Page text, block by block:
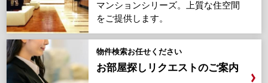
マンションシリーズ。
上質な住空間
をご提供します。
物件検索お任せください
お部屋探しリクエストのご案内